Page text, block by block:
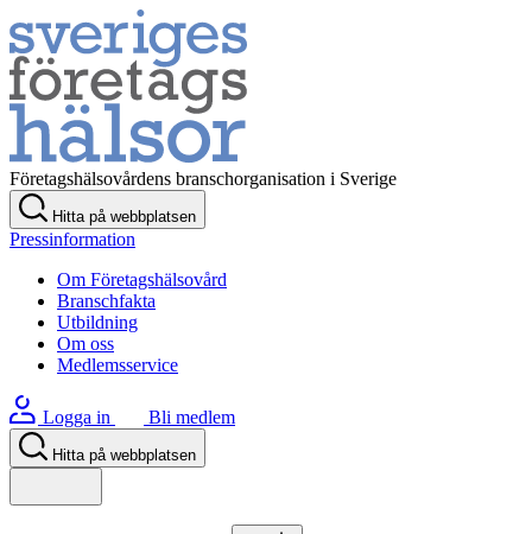
Företagshälsovårdens branschorganisation i Sverige
Hitta på webbplatsen
Pressinformation
Om Företagshälsovård
Branschfakta
Utbildning
Om oss
Medlemsservice
Logga in Bli medlem
Hitta på webbplatsen